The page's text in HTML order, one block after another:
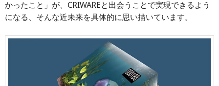
かったこと」が、CRIWAREと出会うことで実現できるよう
になる、そんな近未来を具体的に思い描いています。